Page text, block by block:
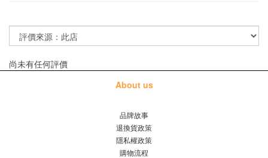
尚未有任何評價
About us
品牌故事
退換貨政策
隱私權政策
購物流程